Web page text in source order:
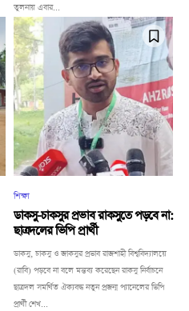
তুলনায় এবার...
শিক্ষা
ডাকসু-চাকসুর প্রভাব রাকসুতে পড়বে না:
ছাত্রদলের ভিপি প্রার্থী
ডাকসু, চাকসু ও জাকসুর প্রভাব রাজশাহী বিশ্ববিদ্যালয়ে
(রাবি) পড়বে না বলে মন্তব্য করেছেন রাকসু নির্বাচনে
ছাত্রদল সমর্থিত ঐক্যবদ্ধ নতুন প্রজন্ম প্যানেলের ভিপি
প্রার্থী শেখ...